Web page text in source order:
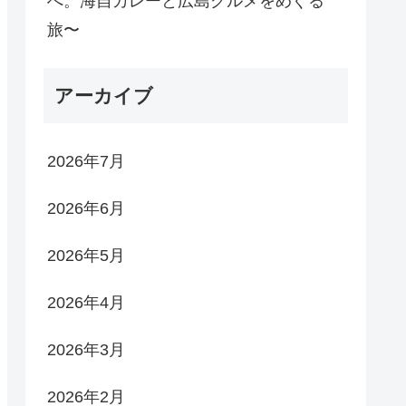
旅〜
アーカイブ
2026年7月
2026年6月
2026年5月
2026年4月
2026年3月
2026年2月